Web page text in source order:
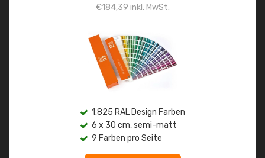
€184,39 inkl. MwSt.
1.825 RAL Design Farben
6 x 30 cm, semi-matt
9 Farben pro Seite